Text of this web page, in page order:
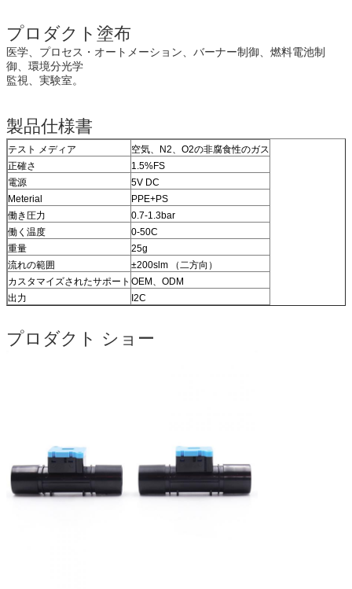
プロダクト塗布
医学、プロセス・オートメーション、バーナー制御、燃料電池制
御、環境分光学
監視、実験室。
製品仕様書
テスト メディア
空気、N2、O2の非腐食性のガス
正確さ
1.5%FS
電源
5V DC
Meterial
PPE+PS
働き圧力
0.7-1.3bar
働く温度
0-50C
重量
25g
流れの範囲
±200slm （二方向）
カスタマイズされたサポート OEM、ODM
出力
I2C
プロダクト ショー